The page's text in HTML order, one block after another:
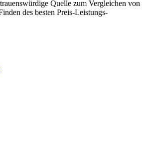
Quelle zum Vergleichen von
des besten Preis-Leistungs-